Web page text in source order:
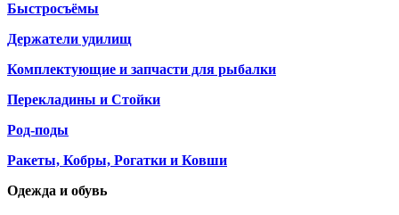
Быстросъёмы
Держатели удилищ
Комплектующие и запчасти для рыбалки
Перекладины и Стойки
Род-поды
Ракеты, Кобры, Рогатки и Ковши
Одежда и обувь